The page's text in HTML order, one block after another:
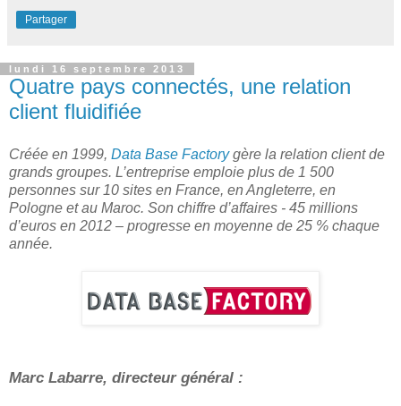
Partager
lundi 16 septembre 2013
Quatre pays connectés, une relation
client fluidifiée
Créée en 1999, Data Base Factorygère la relation client de
grands groupes. L’entreprise emploie plus de 1 500
personnes sur 10 sites en France, en Angleterre, en
Pologne et au Maroc. Son chiffre d’affaires - 45 millions
d’euros en 2012 – progresse en moyenne de 25 % chaque
année.
Marc Labarre, directeur général :